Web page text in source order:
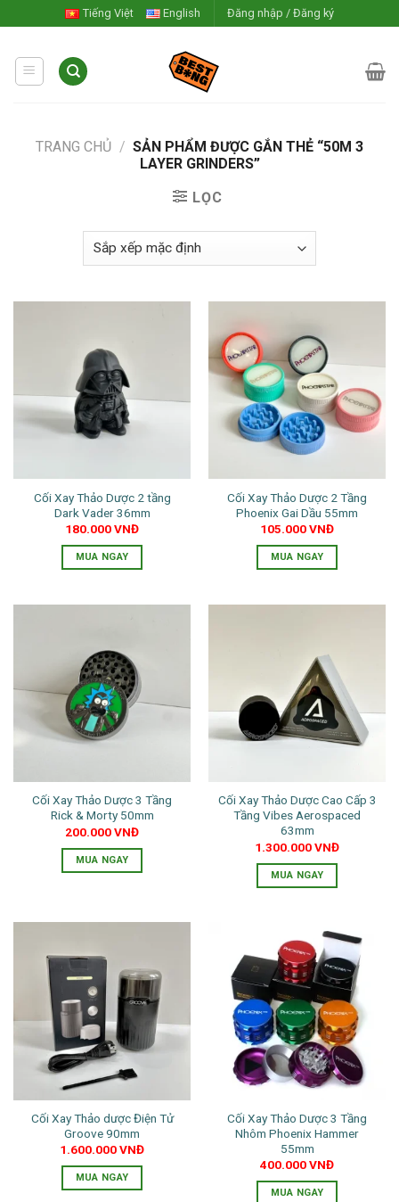
to
content
Tiếng Việt English Đăng nhập / Đăng ký
TRANG CHỦ / SẢN PHẨM ĐƯỢC GẮN THẺ “50M 3
LAYER GRINDERS”
LỌC
Cối Xay Thảo Dược 2 tầng
Dark Vader 36mm
180.000VNĐ
MUA NGAY
Cối Xay Thảo Dược 2 Tầng
Phoenix Gai Dầu 55mm
105.000VNĐ
MUA NGAY
nhiều
biến
thể.
Các
tùy
chọn
được
chọn
sản
Cối Xay Thảo Dược 3 Tầng
Rick & Morty 50mm
200.000VNĐ
MUA NGAY
nhiều
biến
thể.
Các
tùy
chọn
có
thể
được
chọn
trên
sản
Cối Xay Thảo Dược Cao Cấp 3
Tầng Vibes Aerospaced
63mm
1.300.000VNĐ
MUA NGAY
Cối Xay Thảo dược Điện Tử
Groove 90mm
1.600.000VNĐ
MUA NGAY
Cối Xay Thảo Dược 3 Tầng
Nhôm Phoenix Hammer
55mm
400.000VNĐ
MUA NGAY